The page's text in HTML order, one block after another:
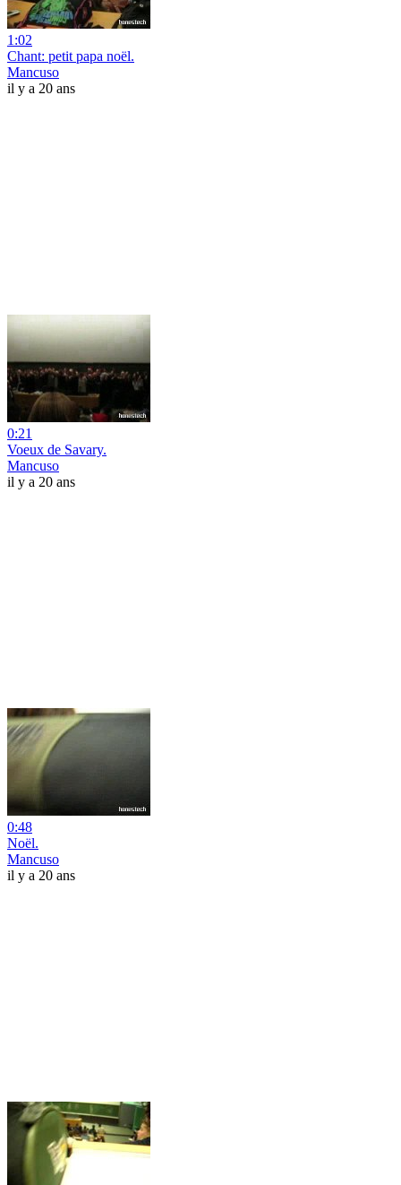
1:02
Chant: petit papa noël.
Mancuso
il y a 20 ans
0:21
Voeux de Savary.
Mancuso
il y a 20 ans
0:48
Noël.
Mancuso
il y a 20 ans